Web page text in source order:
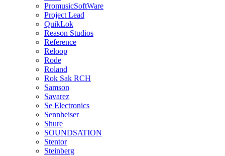
PromusicSoftWare
Project Lead
QuikLok
Reason Studios
Reference
Reloop
Rode
Roland
Rok Sak RCH
Samson
Savarez
Se Electronics
Sennheiser
Shure
SOUNDSATION
Stentor
Steinberg